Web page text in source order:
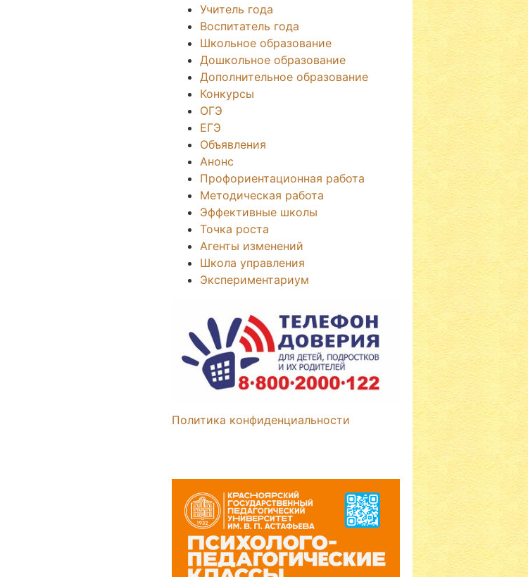
Учитель года
Воспитатель года
Школьное образование
Дошкольное образование
Дополнительное образование
Конкурсы
ОГЭ
ЕГЭ
Объявления
Анонс
Профориентационная работа
Методическая работа
Эффективные школы
Точка роста
Агенты изменений
Школа управления
Экспериментариум
Политика конфиденциальности